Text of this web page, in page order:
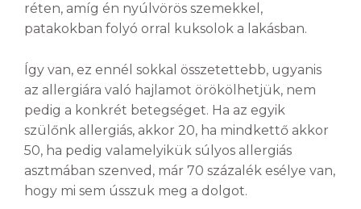
réten, amíg én nyúlvörös szemekkel,
patakokban folyó orral kuksolok a lakásban.
Így van, ez ennél sokkal összetettebb, ugyanis
az allergiára való hajlamot örökölhetjük, nem
pedig a konkrét betegséget. Ha az egyik
szülőnk allergiás, akkor 20, ha mindkettő akkor
50, ha pedig valamelyikük súlyos allergiás
asztmában szenved, már 70 százalék esélye van,
hogy mi sem ússzuk meg a dolgot.